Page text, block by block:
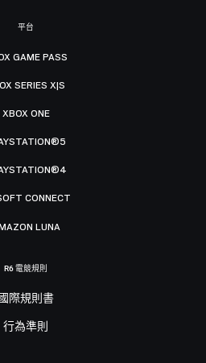
平台
GAME PASS
SERIES X|S
XBOX ONE
CONNECT
LUNA
R6 電競規則
國際規則書
行為準則